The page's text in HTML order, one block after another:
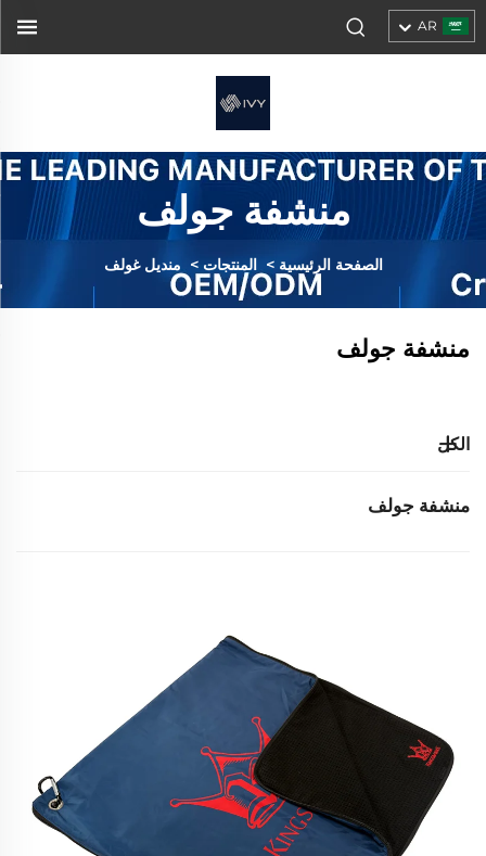
AR
منشفة جولف
الصفحة الرئيسية >المنتجات > منديل غولف
منشفة جولف
الكل
منشفة جولف